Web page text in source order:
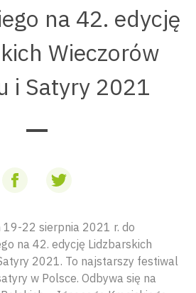
na 42. edycję
Wieczorów
i Satyry 2021
19-22 sierpnia 2021 r. do
na 42. edycję Lidzbarskich
2021. To najstarszy festiwal
w Polsce. Odbywa się na